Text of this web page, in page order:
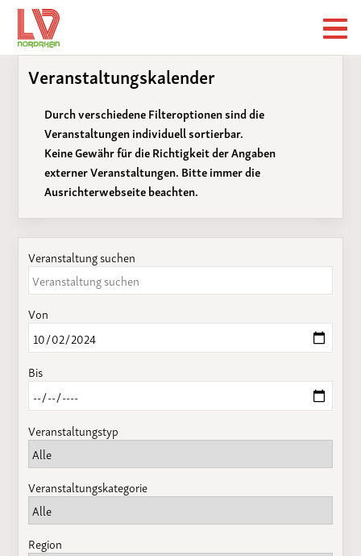
Veranstaltungskalender
Durch verschiedene Filteroptionen sind die
Veranstaltungen individuell sortierbar.
Keine Gewähr für die Richtigkeit der Angaben
externer Veranstaltungen. Bitte immer die
Ausrichterwebseite beachten.
Veranstaltung suchen
Von
Bis
Veranstaltungstyp
Veranstaltungskategorie
Region